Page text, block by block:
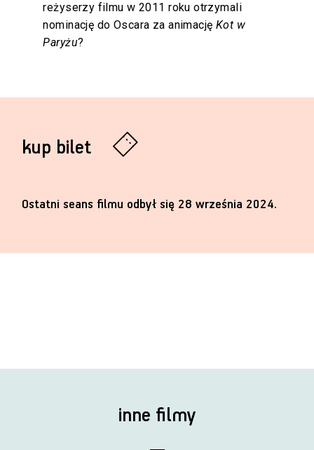
kup bilet
Ostatni seans filmu odbył się 28 września 2024.
reżyserzy filmu w 2011 roku otrzymali
nominację do Oscara za animację Kot w
Paryżu?
inne filmy